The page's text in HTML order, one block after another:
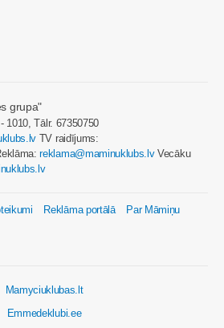
grupa"
1010, Tālr. 67350750
TV raidījums:
reklama@maminuklubs.lvVecāku
Reklāma portālā
Par Māmiņu
Mamyciuklubas.lt
Emmedeklubi.ee